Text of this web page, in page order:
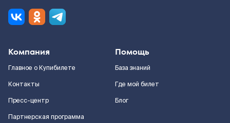
Компания
Главное о Купибилете
Контакты
Пресс-центр
Партнерская программа
Помощь
База знаний
Где мой билет
Блог